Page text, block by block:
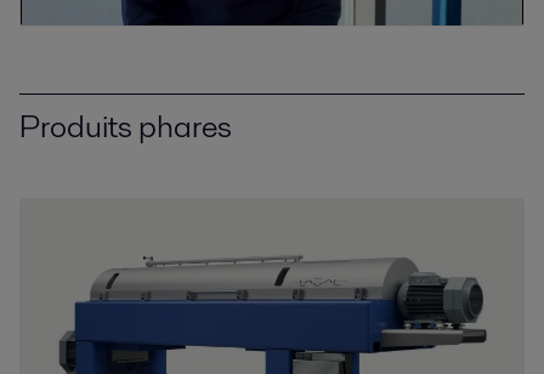
Produits phares